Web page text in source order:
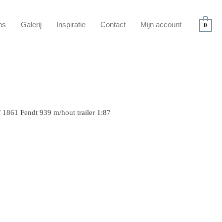
Galerij Inspiratie Contact Mijn account 0
1861 Fendt 939 m/hout trailer 1:87